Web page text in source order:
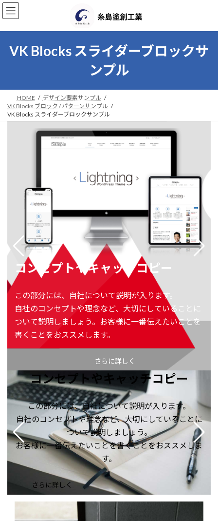
コ
ン
ン
プ
ナ
ビ
ー
動
VK Blocks スライダーブロックサ
ンプル
HOME
デザイン要素サンプル
VK Blocks ブロック / パターンサンプル
VK Blocks スライダーブロックサンプル
コンセプトやキャッチコピー
この部分には、自社について説明が入ります。
自社のコンセプトや理念など、大切にしていることに
ついて説明しましょう。お客様に一番伝えたいことを
書くことをおススメします。
さらに詳しく
コンセプトやキャッチコピー
この部分には、自社について説明が入ります。
自社のコンセプトや理念など、大切にしていることに
ついて説明しましょう。
お客様に一番伝えたいことを書くことをおススメしま
す。
さらに詳しく